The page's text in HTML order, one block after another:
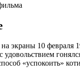
экраны 10 февраля
«успокоить»